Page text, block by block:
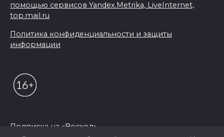
помощью сервисов Yandex.Metrika, LiveInternet,
top.mail.ru
Политика конфиденциальности и защиты
информации
Подписка на «Восход»